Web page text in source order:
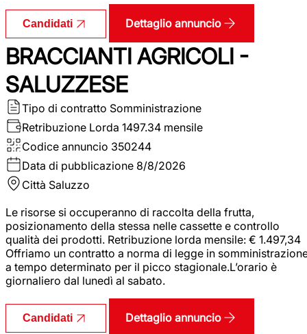
Candidati Dettaglio annuncio
BRACCIANTI AGRICOLI -
SALUZZESE
Tipo di contratto Somministrazione
Retribuzione Lorda 1497.34 mensile
Codice annuncio 350244
Data di pubblicazione 8/8/2026
Città Saluzzo
Le risorse si occuperanno di raccolta della frutta,
posizionamento della stessa nelle cassette e controllo
qualità dei prodotti. Retribuzione lorda mensile: € 1.497,34
Offriamo un contratto a norma di legge in
a tempo determinato per il picco stagionale.L’orario è
giornaliero dal lunedì al sabato.
Candidati Dettaglio annuncio